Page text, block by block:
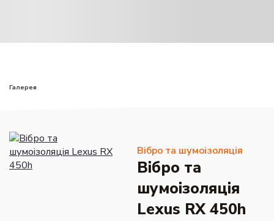
Галерея
Вібро та шумоізоляція
Вібро та
шумоізоляція
Lexus RX 450h